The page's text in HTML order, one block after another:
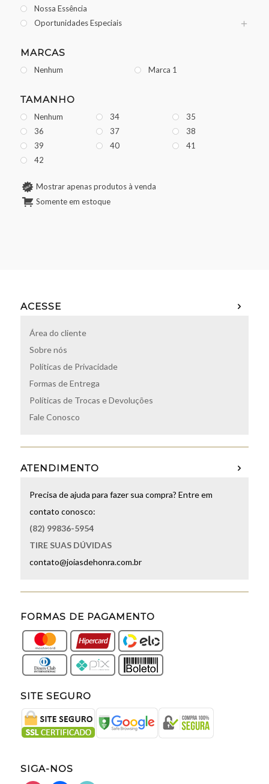
Nossa Essência
Oportunidades Especiais
MARCAS
Nenhum Marca 1
TAMANHO
Nenhum 34
35
36
37
38
39
40
41
42
Mostrar apenas produtos à venda
Somente em estoque
ACESSE
Área do cliente
Sobre nós
Políticas de Privacidade
Formas de Entrega
Políticas de Trocas e Devoluções
Fale Conosco
ATENDIMENTO
Precisa de ajuda para fazer sua compra? Entre em
contato conosco:
(82) 99836-5954
TIRE SUAS DÚVIDAS
contato@joiasdehonra.com.br
FORMAS DE PAGAMENTO
SITE SEGURO
SIGA-NOS